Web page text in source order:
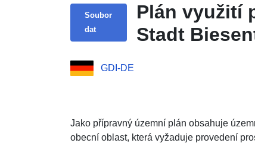
Soubor
dat
Plán využití
Stadt
GDI-DE
Jako přípravný územní plán obsahuje
obecní oblast, která vyžaduje provedení